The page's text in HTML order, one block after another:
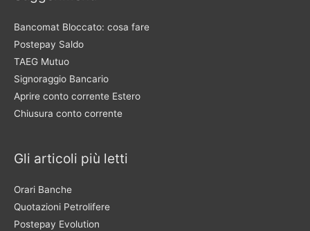
Bancomat Bloccato: cosa fare
Postepay Saldo
TAEG Mutuo
Signoraggio Bancario
Aprire conto corrente Estero
Chiusura conto corrente
Gli articoli più letti
Orari Banche
Quotazioni Petrolifere
Postepay Evolution